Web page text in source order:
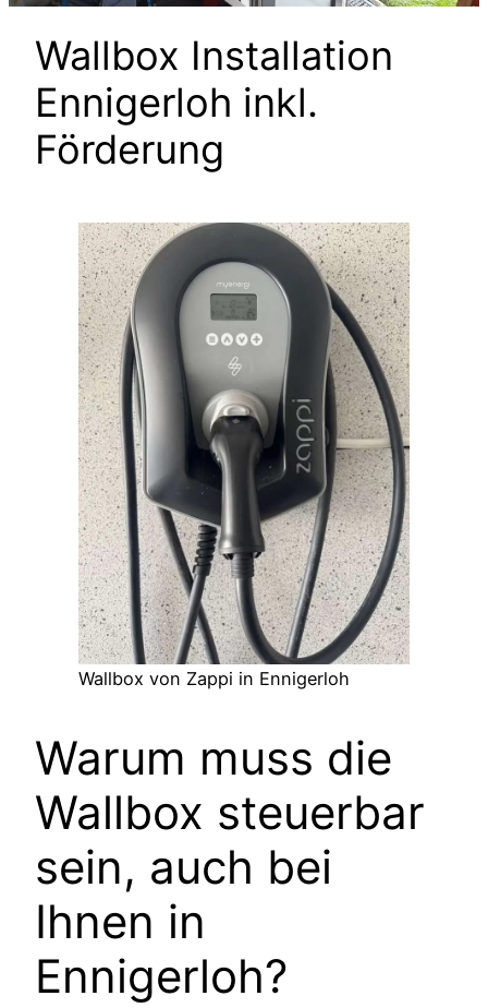
Wallbox Installation
Ennigerloh inkl.
Förderung
Wallbox von Zappi in Ennigerloh
Warum muss die
Wallbox steuerbar
sein, auch bei
Ihnen in
Ennigerloh?